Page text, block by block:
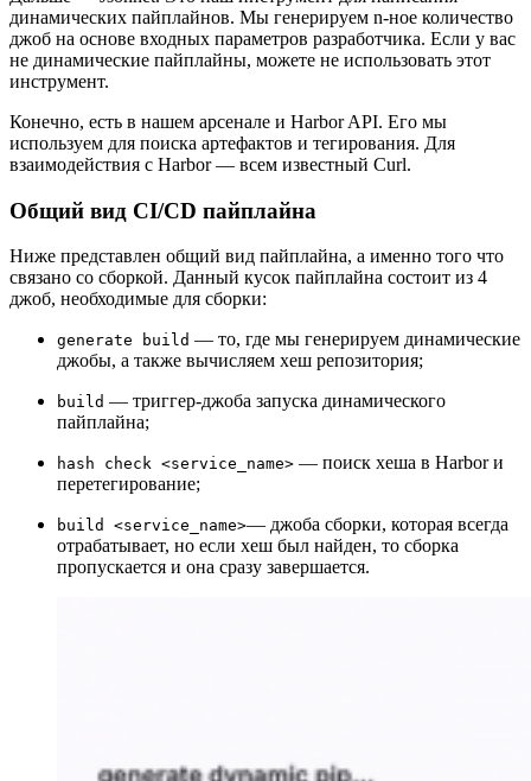
динамических пайплайнов. Мы генерируем n-ное количество
джоб на основе входных параметров разработчика. Если у вас
не динамические пайплайны, можете не использовать этот
инструмент.
Конечно, есть в нашем арсенале и Harbor API. Его мы
используем для поиска артефактов и тегирования. Для
взаимодействия с Harbor — всем известный Curl.
Общий вид CI/CD пайплайна
Ниже представлен общий вид пайплайна, а именно того что
связано со сборкой. Данный кусок пайплайна состоит из 4
джоб, необходимые для сборки:
generate build — то, где мы генерируем динамические
джобы, а также вычисляем хеш репозитория;
build — триггер-джоба запуска динамического
пайплайна;
hash check <service_name> — поиск хеша в Harbor и
перетегирование;
build <service_name>— джоба сборки, которая всегда
отрабатывает, но если хеш был найден, то сборка
пропускается и она сразу завершается.